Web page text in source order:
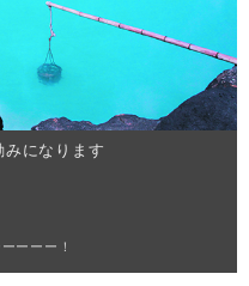
みになります
ーーー！